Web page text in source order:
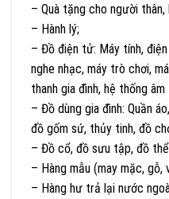
– Quà tặng cho người thân,
– Hành lý;
– Đồ điện tử: Máy tính,
nghe nhạc, máy trò chơi,
thanh gia đình, hệ thống
– Đồ dùng gia đình: Quần
đồ gốm sứ, thủy tinh, đồ
– Đồ cổ, đồ sưu tập, đồ
– Hàng mẫu (may mặc, gỗ,
– Hàng hư trả lại nước